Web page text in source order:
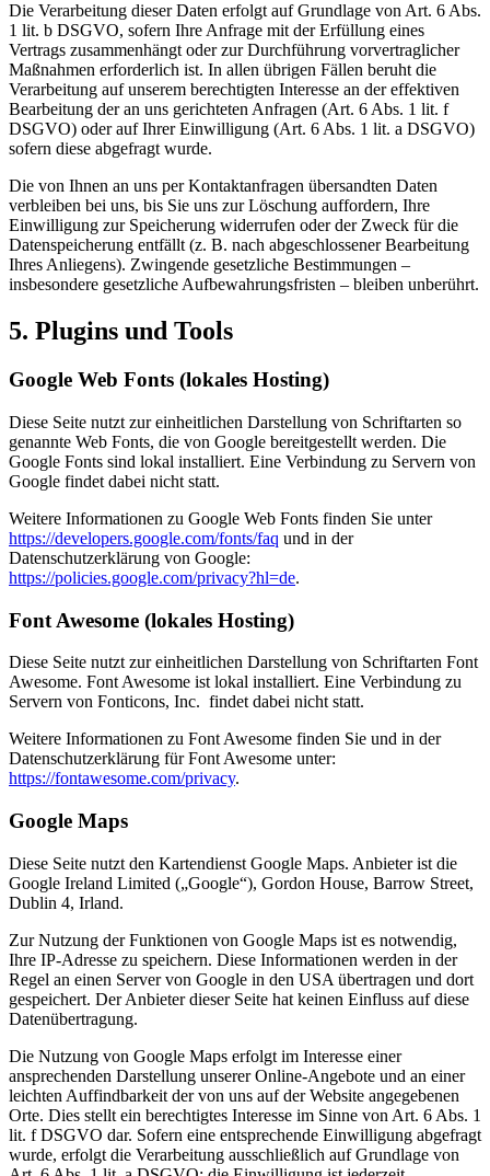
Die Verarbeitung dieser Daten erfolgt auf Grundlage von Art. 6 Abs.
1 lit. b DSGVO, sofern Ihre Anfrage mit der Erfüllung eines
Vertrags zusammenhängt oder zur Durchführung vorvertraglicher
Maßnahmen erforderlich ist. In allen übrigen Fällen beruht die
Verarbeitung auf unserem berechtigten Interesse an der effektiven
Bearbeitung der an uns gerichteten Anfragen (Art. 6 Abs. 1 lit. f
DSGVO) oder auf Ihrer Einwilligung (Art. 6 Abs. 1 lit. a DSGVO)
sofern diese abgefragt wurde.
Die von Ihnen an uns per Kontaktanfragen übersandten Daten
verbleiben bei uns, bis Sie uns zur Löschung auffordern, Ihre
Einwilligung zur Speicherung widerrufen oder der Zweck für die
Datenspeicherung entfällt (z. B. nach abgeschlossener Bearbeitung
Ihres Anliegens). Zwingende gesetzliche Bestimmungen –
insbesondere gesetzliche Aufbewahrungsfristen – bleiben unberührt.
5. Plugins und Tools
Google Web Fonts (lokales Hosting)
Diese Seite nutzt zur einheitlichen Darstellung von Schriftarten so
genannte Web Fonts, die von Google bereitgestellt werden. Die
Google Fonts sind lokal installiert. Eine Verbindung zu Servern von
Google findet dabei nicht statt.
Weitere Informationen zu Google Web Fonts finden Sie unter
https://developers.google.com/fonts/faq und in der
Datenschutzerklärung von Google:
https://policies.google.com/privacy?hl=de.
Font Awesome (lokales Hosting)
Diese Seite nutzt zur einheitlichen Darstellung von Schriftarten Font
Awesome. Font Awesome ist lokal installiert. Eine Verbindung zu
Servern von Fonticons, Inc. findet dabei nicht statt.
Weitere Informationen zu Font Awesome finden Sie und in der
Datenschutzerklärung für Font Awesome unter:
https://fontawesome.com/privacy.
Google Maps
Diese Seite nutzt den Kartendienst Google Maps. Anbieter ist die
Google Ireland Limited („Google“), Gordon House, Barrow Street,
Dublin 4, Irland.
Zur Nutzung der Funktionen von Google Maps ist es notwendig,
Ihre IP-Adresse zu speichern. Diese Informationen werden in der
Regel an einen Server von Google in den USA übertragen und dort
gespeichert. Der Anbieter dieser Seite hat keinen Einfluss auf diese
Datenübertragung.
Die Nutzung von Google Maps erfolgt im Interesse einer
ansprechenden Darstellung unserer Online-Angebote und an einer
leichten Auffindbarkeit der von uns auf der Website angegebenen
Orte. Dies stellt ein berechtigtes Interesse im Sinne von Art. 6 Abs. 1
lit. f DSGVO dar. Sofern eine entsprechende Einwilligung abgefragt
wurde, erfolgt die Verarbeitung ausschließlich auf Grundlage von